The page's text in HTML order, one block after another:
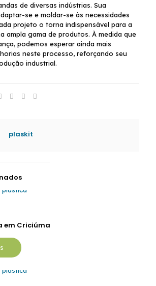
de diversas indústrias. Sua
se e moldar-se às necessidades
projeto o torna indispensável para a
ampla gama de produtos. À medida que
podemos esperar ainda mais
neste processo, reforçando seu
industrial.
plaskit
em Criciúma